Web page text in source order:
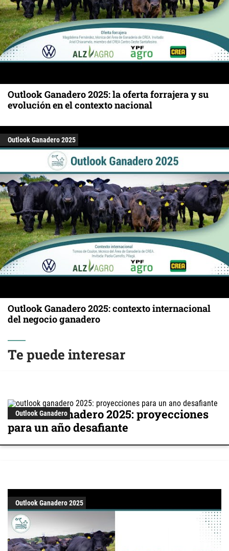
Outlook Ganadero 2025: la oferta forrajera y su
evolución en el contexto nacional
Outlook Ganadero 2025
Outlook Ganadero 2025: contexto internacional
del negocio ganadero
Te puede interesar
Outlook Ganadero
Outlook Ganadero 2025: proyecciones
para un año desafiante
Outlook Ganadero 2025